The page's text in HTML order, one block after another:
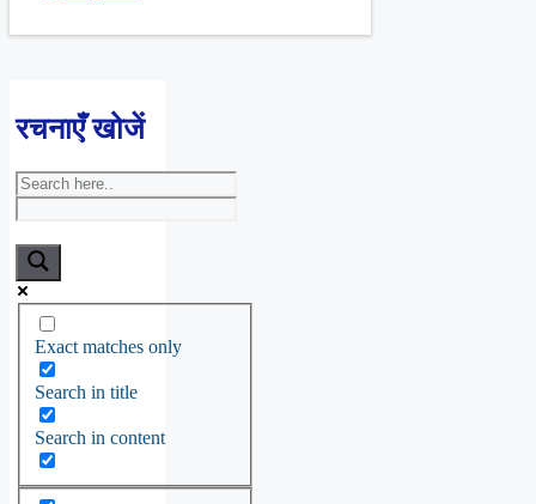
रचनाएँ खोजें
Exact matches only
Search in title
Search in content